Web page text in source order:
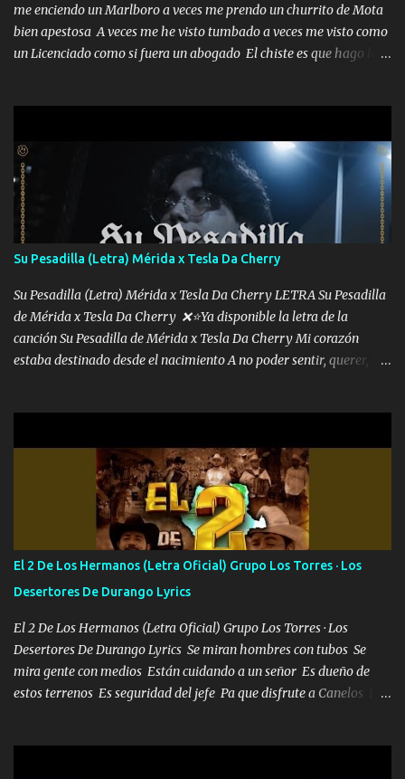
me enciendo un Marlboro a veces me prendo un churrito de Mota
bien apestosa A veces me he visto tumbado a veces me visto como
un Licenciado como si fuera un abogado El chiste es que hago lo
corriente no quieren verte subir de level trucha mis plebes Música
A veces me pongo un sombrero a veces me ven la cachucha de lado
con la mirada siempre en alto A veces me fajó una super o a veces
me fajó una Glock siempre armado todas las generaciones yo
traigo El chiste es que hago lo que quiero pues así soy me mandó
yo tengo el control a todos yo les paro el dedo soy hocicon un
malcriado un malandrón Que Les importa no saben nada falsas
las risas las que me miran hay gente corriente no quieren ve...
Su Pesadilla (Letra) Mérida x Tesla Da Cherry
Su Pesadilla (Letra) Mérida x Tesla Da Cherry LETRA Su Pesadilla
de Mérida x Tesla Da Cherry ❌⭐Ya disponible la letra de la
canción Su Pesadilla de Mérida x Tesla Da Cherry Mi corazón
estaba destinado desde el nacimiento A no poder sentir, querer,
algunas que no lo entiendan Porque ahora soy su pesadilla, lo sé
Soy yo la octava maravilla, no lo niegues Tengo de rodillas a otras
cien Y por más que quieran no me detienen Soy yo la mente que
más brilla, lo ves Pa' mi la vida es tan sencilla No lo entenderías en
tu vida, y está bien Porque lo que tengo nadie lo tiene Una me está
escribiendo y la otra me va a llamar Quiere que vaya a verla y que
la invite a cenar Otras más me están pidiendo que las saque a
bailar Pero es que tengo un par de conciertos más que llenar Se
mueven solo por el interés P...
El 2 De Los Hermanos (Letra Oficial) Grupo Los Torres · Los
Desertores De Durango Lyrics
El 2 De Los Hermanos (Letra Oficial) Grupo Los Torres · Los
Desertores De Durango Lyrics Se miran hombres con tubos Se
mira gente con medios Están cuidando a un señor Es dueño de
estos terrenos Es seguridad del jefe Pa que disfrute a Canelos Es